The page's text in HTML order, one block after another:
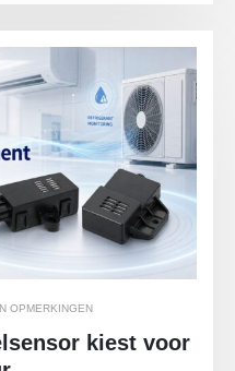
OPMERKINGEN
kiest voor